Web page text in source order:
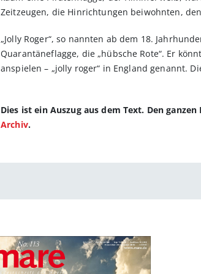
Zeitzeugen, die Hinrichtungen beiwohnten,
„Jolly Roger“, so nannten ab dem 18.
Quarantäneflagge, die „hübsche Rote“. Er
anspielen – „jolly roger“ in England genannt.
Dies ist ein Auszug aus dem Text. Den
Archiv.